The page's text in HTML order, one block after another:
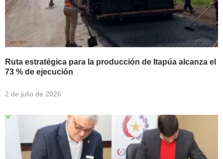
Ruta estratégica para la producción de Itapúa alcanza el
73 % de ejecución
2 de julio de 2026